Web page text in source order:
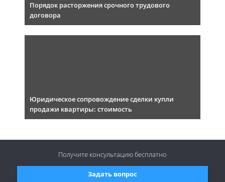
Порядок расторжения срочного трудового
договора
Юридическое сопровождение сделки купли
продажи квартиры: стоимость
Задать вопрос
Получите консультациюбесплатно